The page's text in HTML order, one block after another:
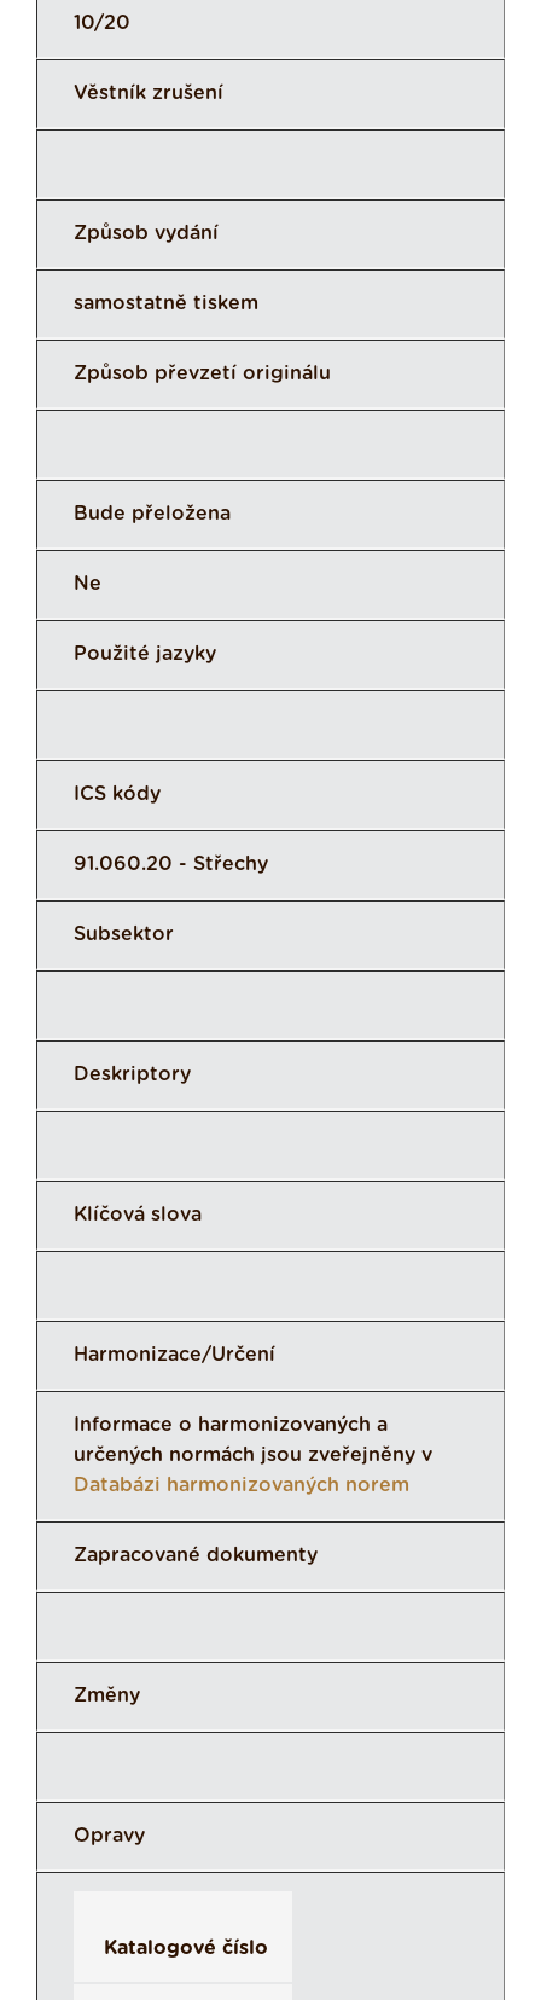
10/20
Věstník zrušení
Způsob vydání
samostatně tiskem
Způsob převzetí originálu
Bude přeložena
Ne
Použité jazyky
ICS kódy
91.060.20 - Střechy
Subsektor
Deskriptory
Klíčová slova
Harmonizace/Určení
Informace o harmonizovaných a
určených normách jsou zveřejněny v
Databázi harmonizovaných norem
Zapracované dokumenty
Změny
Opravy
Katalogové číslo